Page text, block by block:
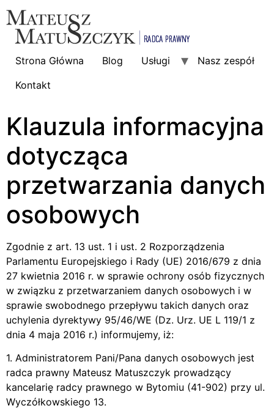
Strona Główna Blog Usługi
Nasz zespół
Kontakt
Klauzula informacyjna
dotycząca
przetwarzania danych
osobowych
Zgodnie z art. 13 ust. 1 i ust. 2 Rozporządzenia
Parlamentu Europejskiego i Rady (UE) 2016/679 z dnia
27 kwietnia 2016 r. w sprawie ochrony osób fizycznych
w związku z przetwarzaniem danych osobowych i w
sprawie swobodnego przepływu takich danych oraz
uchylenia dyrektywy 95/46/WE (Dz. Urz. UE L 119/1 z
dnia 4 maja 2016 r.) informujemy, iż:
1. Administratorem Pani/Pana danych osobowych jest
radca prawny Mateusz Matuszczyk prowadzący
kancelarię radcy prawnego w Bytomiu (41-902) przy ul.
Wyczółkowskiego 13.